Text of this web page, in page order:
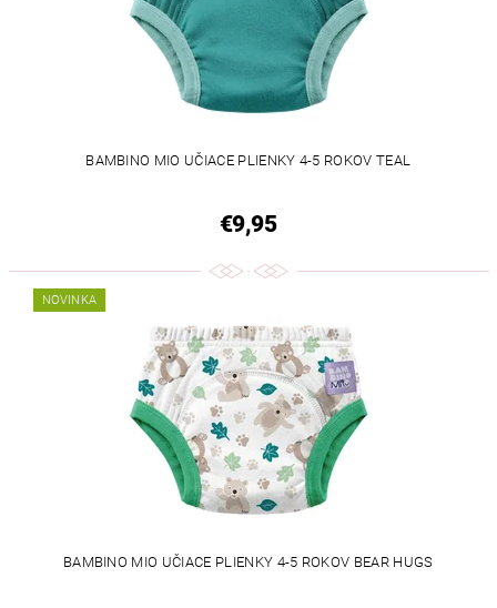
BAMBINO MIO UČIACE PLIENKY 4-5 ROKOV TEAL
€9,95
NOVINKA
BAMBINO MIO UČIACE PLIENKY 4-5 ROKOV BEAR HUGS